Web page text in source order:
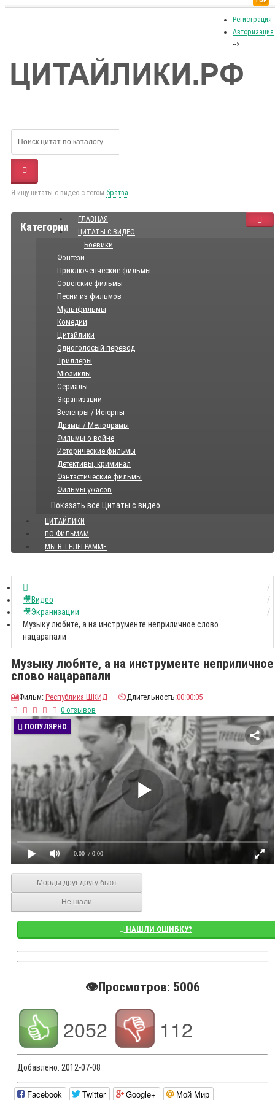
Регистрация
Авторизация
-->
Я ищу цитаты с видео с тегом братва
Категории
ГЛАВНАЯ
ЦИТАТЫ С ВИДЕО
Боевики
Фэнтези
Приключенческие фильмы
Советские фильмы
Песни из фильмов
Мультфильмы
Комедии
Цитайлики
Одноголосый перевод
Триллеры
Мюзиклы
Сериалы
Экранизации
Вестенры / Истерны
Драмы / Мелодрамы
Фильмы о войне
Исторические фильмы
Детективы, криминал
Фантастические фильмы
Фильмы ужасов
Показать все Цитаты с видео
ЦИТАЙЛИКИ
ПО ФИЛЬМАМ
МЫ В ТЕЛЕГРАММЕ
🎥Видео
🎥Экранизации
Музыку любите, а на инструменте неприличное слово
нацарапали
Музыку любите, а на инструменте неприличное
слово нацарапали
🎦Фильм: Республика ШКИД ⏲️Длительность:00:00:05
0 отзывов
ПОПУЛЯРНО
0:00 / 0:00
Морды друг другу бьют
Не шали
НАШЛИ ОШИБКУ?
👁️Просмотров: 5006
2052 112
Добавлено: 2012-07-08
Facebook Twitter Google+ Мой Мир